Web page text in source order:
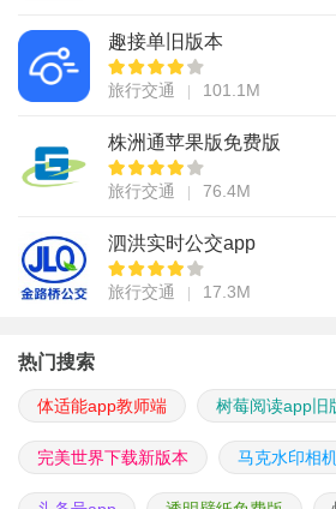
趣接单旧版本
旅行交通 101.1M
株洲通苹果版免费版
旅行交通 76.4M
泗洪实时公交app
旅行交通 17.3M
热门搜索
体适能app教师端 树莓阅读app旧
完美世界下载新版本 马克水印相